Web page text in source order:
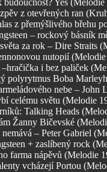
budoucnost? Yes
z otevřených ran
z přemýšlivého břehu
– rockový básník
za rok – Dire Straits
nutopií
i bez paliček
polyrytmus Boba
nebe –
celému světu (Melodie
Talking Heads
Žanny Bičevské
– Peter Gabriel
+ zaslíbený rock
farma nápěvů (Melodie
vcházejí Portou